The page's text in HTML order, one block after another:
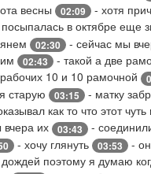
весны 02:09 - хотя
в октябре еще
02:30 - сейчас мы
02:43 - такой а две
10 и 10 рамочной
старую
03:15 - матку
как то что этот
их
03:43 -
- хочу глянуть 03:53 -
поэтому я думаю